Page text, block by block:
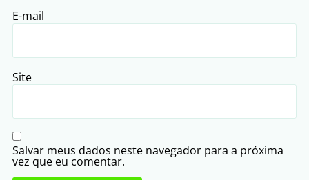
E-mail
Site
Salvar meus dados neste navegador para a próxima
vez que eu comentar.